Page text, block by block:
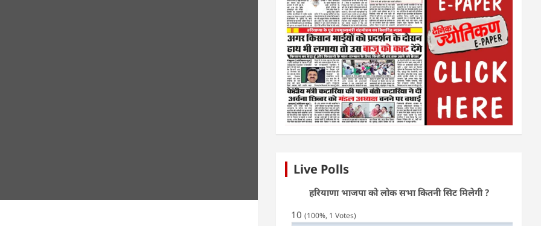
Live Polls
हरियाणा भाजपा को लोक सभा कितनी सिट मिलेगी ?
10(100%, 1 Votes)